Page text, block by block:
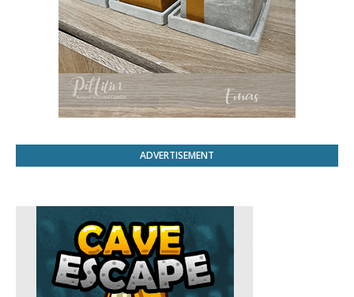
ADVERTISEMENT